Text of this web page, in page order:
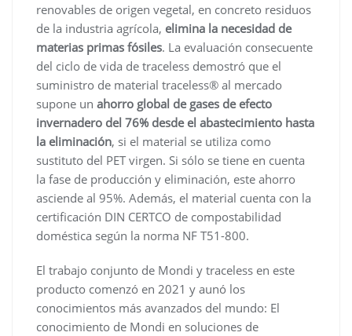
renovables de origen vegetal, en concreto residuos
de la industria agrícola, elimina la necesidad de
materias primas fósiles. La evaluación consecuente
del ciclo de vida de traceless demostró que el
suministro de material traceless® al mercado
supone un ahorro global de gases de efecto
invernadero del 76% desde el abastecimiento hasta
la eliminación, si el material se utiliza como
sustituto del PET virgen. Si sólo se tiene en cuenta
la fase de producción y eliminación, este ahorro
asciende al 95%. Además, el material cuenta con la
certificación DIN CERTCO de compostabilidad
doméstica según la norma NF T51-800.
El trabajo conjunto de Mondi y traceless en este
producto comenzó en 2021 y aunó los
conocimientos más avanzados del mundo: El
conocimiento de Mondi en soluciones de